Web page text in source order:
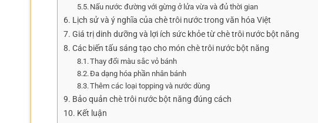
Nấu nước đường với gừng ở lửa vừa và đủ thời gian
Lịch sử và ý nghĩa của chè trôi nước trong văn hóa Việt
Giá trị dinh dưỡng và lợi ích sức khỏe từ chè trôi nước bột năng
Các biến tấu sáng tạo cho món chè trôi nước bột năng
Thay đổi màu sắc vỏ bánh
Đa dạng hóa phần nhân bánh
Thêm các loại topping và nước dùng
Bảo quản chè trôi nước bột năng đúng cách
Kết luận